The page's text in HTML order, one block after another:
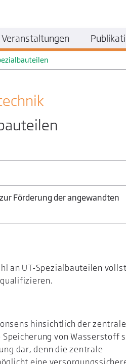
Förderung der angewandten
an UT-Spezialbauteilen
hinsichtlich der
Speicherung von Wasserstoff
dar, denn die zentrale
Veranstaltungen